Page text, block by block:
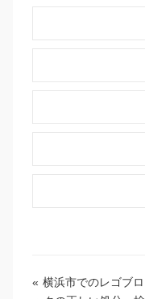
« 横浜市でのレゴブロ